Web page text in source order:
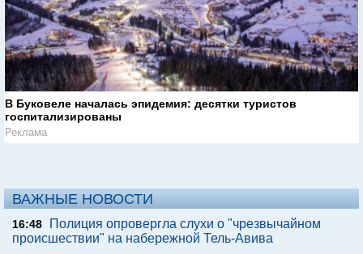
В Буковеле началась эпидемия: десятки туристов
госпитализированы
Реклама
ВАЖНЫЕ НОВОСТИ
16:48
Полиция опровергла слухи о "чрезвычайном
происшествии" на набережной Тель-Авива